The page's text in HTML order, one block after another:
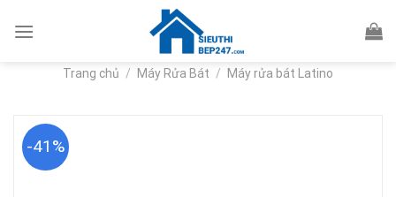
Trang chủ / Máy Rửa Bát / Máy rửa bát Latino
-41%